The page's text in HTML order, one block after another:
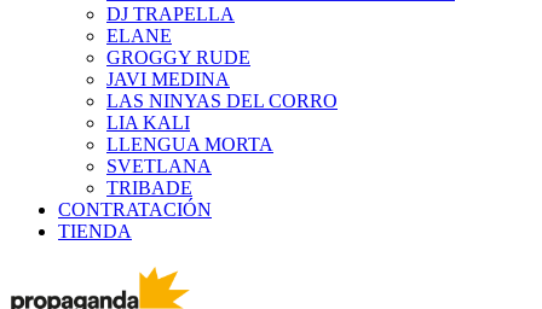
DJ TRAPELLA
ELANE
GROGGY RUDE
JAVI MEDINA
LAS NINYAS DEL CORRO
LIA KALI
LLENGUA MORTA
SVETLANA
TRIBADE
CONTRATACIÓN
TIENDA